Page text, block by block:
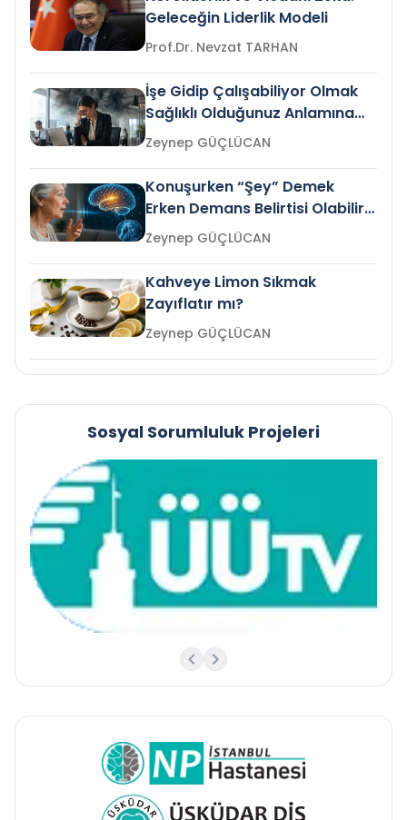
Geleceğin Liderlik Modeli
Prof.Dr. Nevzat TARHAN
İşe Gidip Çalışabiliyor Olmak
Sağlıklı Olduğunuz Anlamına
Gelir mi?Zeynep GÜÇLÜCAN
Konuşurken “Şey” Demek
Erken Demans Belirtisi Olabilir
mi?
Zeynep GÜÇLÜCAN
Kahveye Limon Sıkmak
Zayıflatır mı?
Zeynep GÜÇLÜCAN
Sosyal Sorumluluk Projeleri